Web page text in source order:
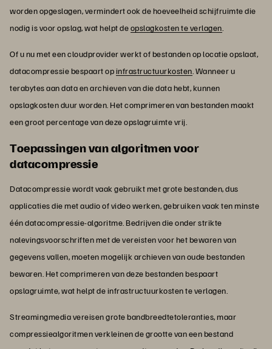
worden opgeslagen, vermindert ook de hoeveelheid schijfruimte die
nodig is voor opslag, wat helpt deopslagkosten te verlagen.
Of u nu met een cloudprovider werkt of bestanden op locatie opslaat,
datacompressie bespaart opinfrastructuurkosten. Wanneer u
terabytes aan data en archieven van die data hebt, kunnen
opslagkosten duur worden. Het comprimeren van bestanden maakt
een groot percentage van deze opslagruimte vrij.
Toepassingen van algoritmen voor
datacompressie
Datacompressie wordt vaak gebruikt met grote bestanden, dus
applicaties die met audio of video werken, gebruiken vaak ten minste
één datacompressie-algoritme. Bedrijven die onder strikte
nalevingsvoorschriften met de vereisten voor het bewaren van
gegevens vallen, moeten mogelijk archieven van oude bestanden
bewaren. Het comprimeren van deze bestanden bespaart
opslagruimte, wat helpt de infrastructuurkosten te verlagen.
Streamingmedia vereisen grote bandbreedtetoleranties, maar
compressiealgoritmen verkleinen de grootte van een bestand